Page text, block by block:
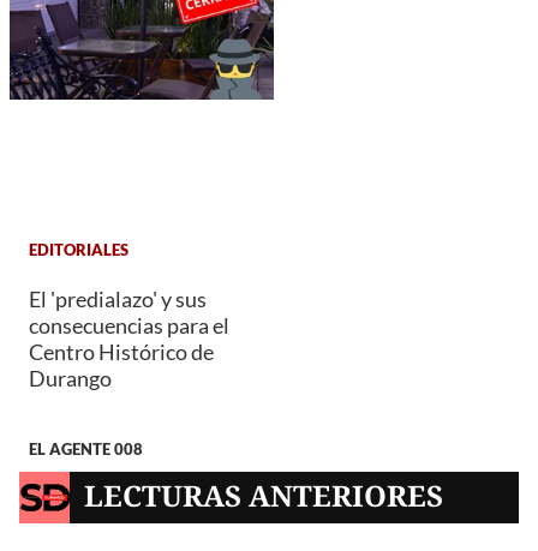
EDITORIALES
El 'predialazo' y sus
consecuencias para el
Centro Histórico de
Durango
EL AGENTE 008
LECTURAS ANTERIORES